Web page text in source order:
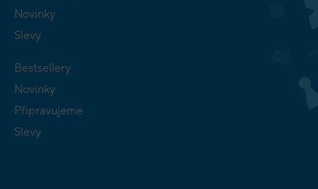
Novinky
Slevy
Bestsellery
Novinky
Připravujeme
Slevy